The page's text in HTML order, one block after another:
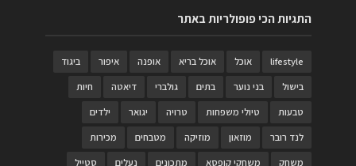
התגיות הכי פופולריות באתר
lifestyle אוכל אוכל בריא אופנה איפור
ביגוד
בישול
בני נוער בתים גולברי דיאטה
חיות
טבעות
טיולי משפחות טרויה יגואר
ילדים
לנד רובר
מוזאון מוזיקה מטבחים
מכירות
משחק
משחקי קופסא מתכונים נעלים סטייל